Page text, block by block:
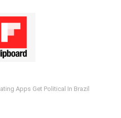
Apps Get Political In Brazil